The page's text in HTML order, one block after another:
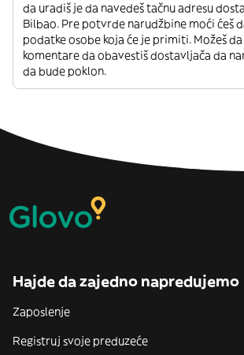
da uradiš je da navedeš tačnu adresu
Bilbao. Pre potvrde narudžbine moći ćeš
podatke osobe koja će je primiti. Možeš
komentare da obavestiš dostavljača da
da bude poklon.
Hajde da zajedno napredujemo
Zaposlenje
Registruj svoje preduzeće